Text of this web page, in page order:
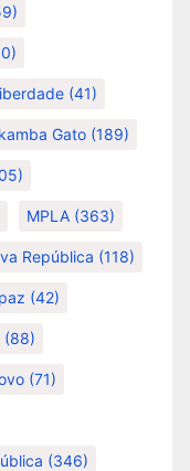
(41)
Gato (189)
MPLA (363)
República (118)
paz (42)
(88)
(71)
(346)